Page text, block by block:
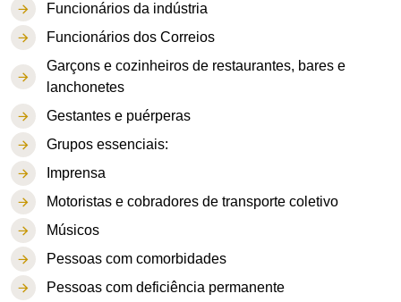
Funcionários da indústria
Funcionários dos Correios
Garçons e cozinheiros de restaurantes, bares e
lanchonetes
Gestantes e puérperas
Grupos essenciais:
Imprensa
Motoristas e cobradores de transporte coletivo
Músicos
Pessoas com comorbidades
Pessoas com deficiência permanente